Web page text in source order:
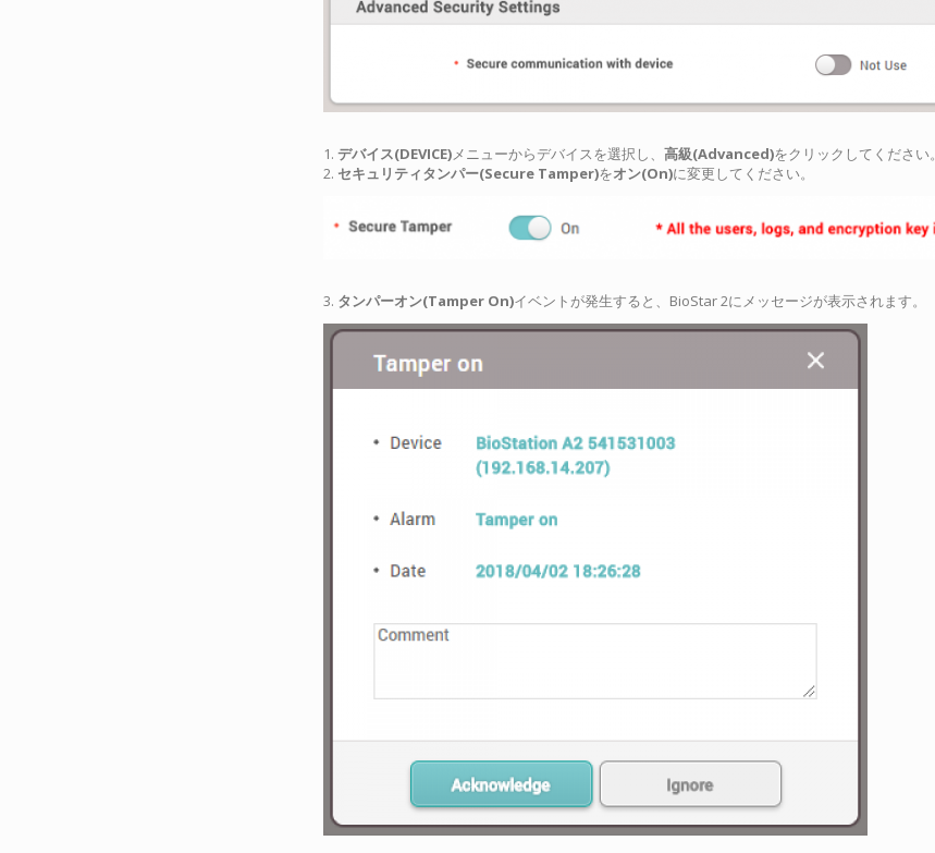
1. デバイス(DEVICE)メニューからデバイスを選択し、 高級(Advanced)をクリックしてください。
2. セキュリティタンパー(Secure Tamper)をオン(On)に変更してください。
3. タンパーオン(Tamper On)イベントが発生すると、BioStar 2にメッセージが表示されます。